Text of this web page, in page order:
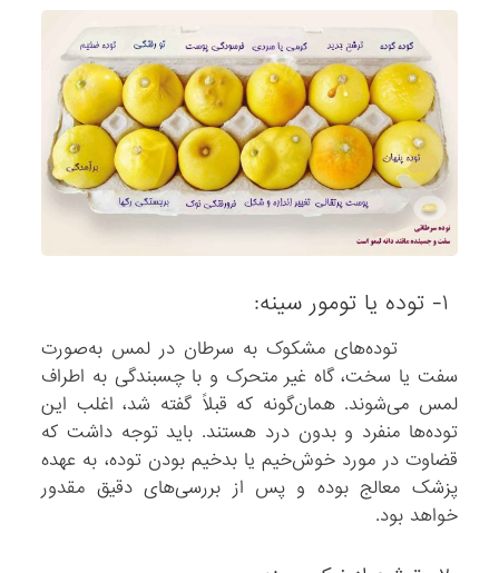
توده‌های مشکوک به سرطان در لمس به‌صورت
سفت یا سخت، گاه غیر متحرک و با چسبندگی به اطراف
لمس می‌شوند. همان‌گونه که قبلاً گفته شد، اغلب این
توده‌ها منفرد و بدون درد هستند. باید توجه داشت که
قضاوت در مورد خوش‌خیم یا بدخیم بودن توده، به عهده
پزشک معالج بوده و پس از بررسی‌های دقیق مقدور
خواهد بود.